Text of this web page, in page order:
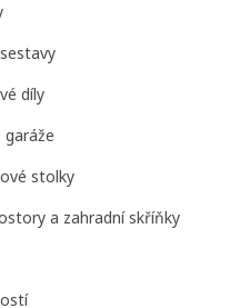
díly
stolky
a zahradní skříňky